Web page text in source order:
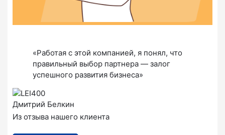
«Работая с этой компанией, я понял, что
правильный выбор партнера — залог
успешного развития бизнеса»
Дмитрий Белкин
Из отзыва нашего клиента